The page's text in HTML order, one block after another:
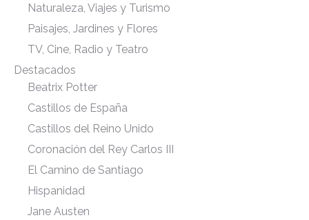
Naturaleza, Viajes y Turismo
Paisajes, Jardines y Flores
TV, Cine, Radio y Teatro
Destacados
Beatrix Potter
Castillos de España
Castillos del Reino Unido
Coronación del Rey Carlos III
El Camino de Santiago
Hispanidad
Jane Austen